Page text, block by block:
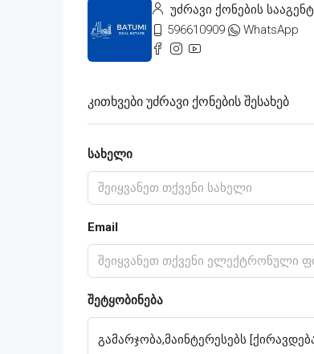
უძრავი ქონების
596610909
WhatsApp
Კითხვები Უძრავი Ქონების Შესახებ
სახელი
Email
შეტყობინება